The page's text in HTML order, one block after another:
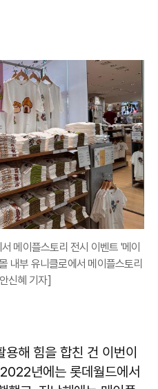
메이플스토리 전시 이벤트 '메이
내부 유니클로에서 메이플스토리
신혜 기자]
해 힘을 합친 건 이번이
년에는 롯데월드에서